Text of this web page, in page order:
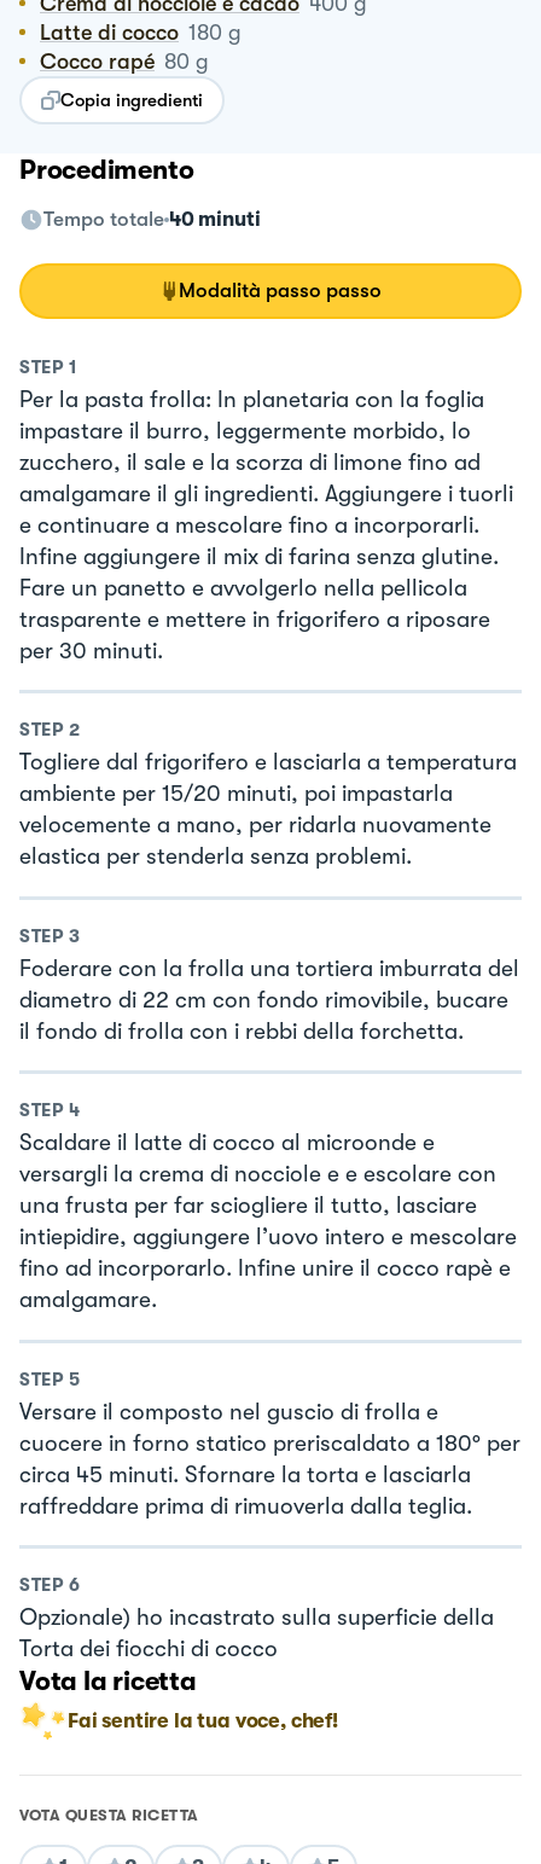
Latte di cocco 180 g
Cocco rapé 80 g
Copia ingredienti
Procedimento
Tempo totale 40 minuti
Modalità passo passo
STEP 1
Per la pasta frolla: In planetaria con la foglia
impastare il burro, leggermente morbido, lo
zucchero, il sale e la scorza di limone fino ad
amalgamare il gli ingredienti. Aggiungere i tuorli
e continuare a mescolare fino a incorporarli.
Infine aggiungere il mix di farina senza glutine.
Fare un panetto e avvolgerlo nella pellicola
trasparente e mettere in frigorifero a riposare
per 30 minuti.
STEP 2
Togliere dal frigorifero e lasciarla a temperatura
ambiente per 15/20 minuti, poi impastarla
velocemente a mano, per ridarla nuovamente
elastica per stenderla senza problemi.
STEP 3
Foderare con la frolla una tortiera imburrata del
diametro di 22 cm con fondo rimovibile, bucare
il fondo di frolla con i rebbi della forchetta.
STEP 4
Scaldare il latte di cocco al microonde e
versargli la crema di nocciole e e escolare con
una frusta per far sciogliere il tutto, lasciare
intiepidire, aggiungere l’uovo intero e mescolare
fino ad incorporarlo. Infine unire il cocco rapè e
amalgamare.
STEP 5
Versare il composto nel guscio di frolla e
cuocere in forno statico preriscaldato a 180° per
circa 45 minuti. Sfornare la torta e lasciarla
raffreddare prima di rimuoverla dalla teglia.
STEP 6
Opzionale) ho incastrato sulla superficie della
Torta dei fiocchi di cocco
Vota la ricetta
Fai sentire la tua voce, chef!
VOTA QUESTA RICETTA